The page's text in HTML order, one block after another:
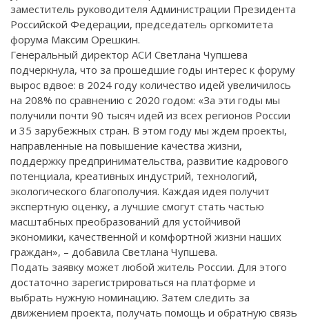
заместитель руководителя Администрации Президента
Российской Федерации, председатель оргкомитета
форума Максим Орешкин.
Генеральный директор АСИ Светлана Чупшева
подчеркнула, что за прошедшие годы интерес к форуму
вырос вдвое: в 2024 году количество идей увеличилось
на 208% по сравнению с 2020 годом: «За эти годы мы
получили почти 90 тысяч идей из всех регионов России
и 35 зарубежных стран. В этом году мы ждем проекты,
направленные на повышение качества жизни,
поддержку предпринимательства, развитие кадрового
потенциала, креативных индустрий, технологий,
экологического благополучия. Каждая идея получит
экспертную оценку, а лучшие смогут стать частью
масштабных преобразований для устойчивой
экономики, качественной и комфортной жизни наших
граждан», – добавила Светлана Чупшева.
Подать заявку может любой житель России. Для этого
достаточно зарегистрироваться на платформе и
выбрать нужную номинацию. Затем следить за
движением проекта, получать помощь и обратную связь